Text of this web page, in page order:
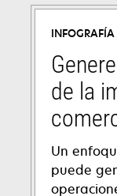
de la
Un
puede